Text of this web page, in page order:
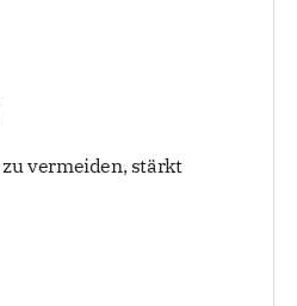
vermeiden, stärkt